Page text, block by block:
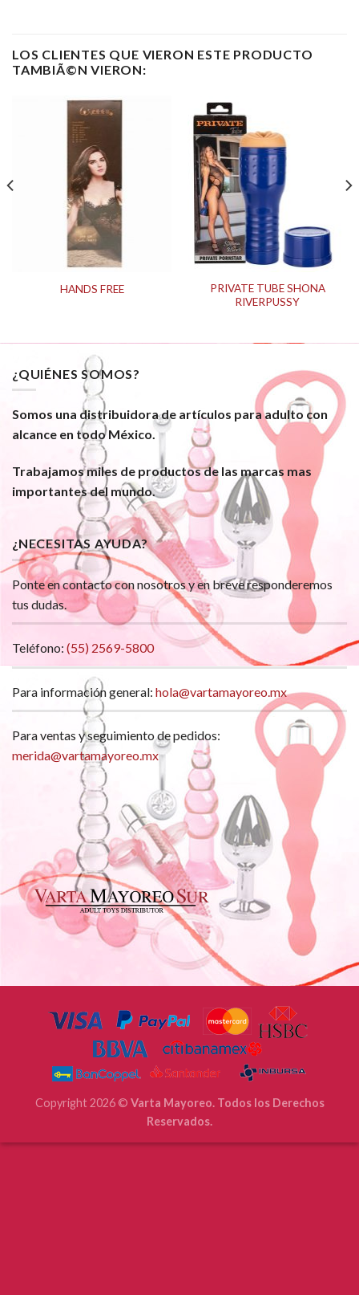
LOS CLIENTES QUE VIERON ESTE PRODUCTO
TAMBIÃ©N VIERON:
HANDS FREE
PRIVATE TUBE SHONA
RIVERPUSSY
¿QUIÉNES SOMOS?
Somos una distribuidora de artículos para adulto con
alcance en todo México.
Trabajamos miles de productos de las marcas mas
importantes del mundo.
¿NECESITAS AYUDA?
Ponte en contacto con nosotros y en breve responderemos
tus dudas.
Teléfono: (55) 2569-5800
Para información general: hola@vartamayoreo.mx
Para ventas y seguimiento de pedidos:
merida@vartamayoreo.mx
Copyright 2026 © Varta Mayoreo. Todos los Derechos
Reservados.